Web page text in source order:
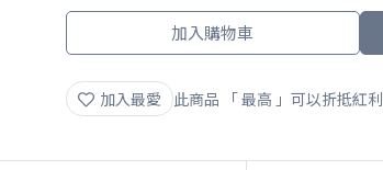
加入購物車
加入最愛 此商品 「 最高 」可以折抵紅利